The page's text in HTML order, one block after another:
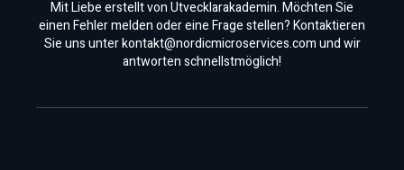
Mit Liebe erstellt von Utvecklarakademin. Möchten Sie
einen Fehler melden oder eine Frage stellen? Kontaktieren
Sie uns unterkontakt@nordicmicroservices.comund wir
antworten schnellstmöglich!